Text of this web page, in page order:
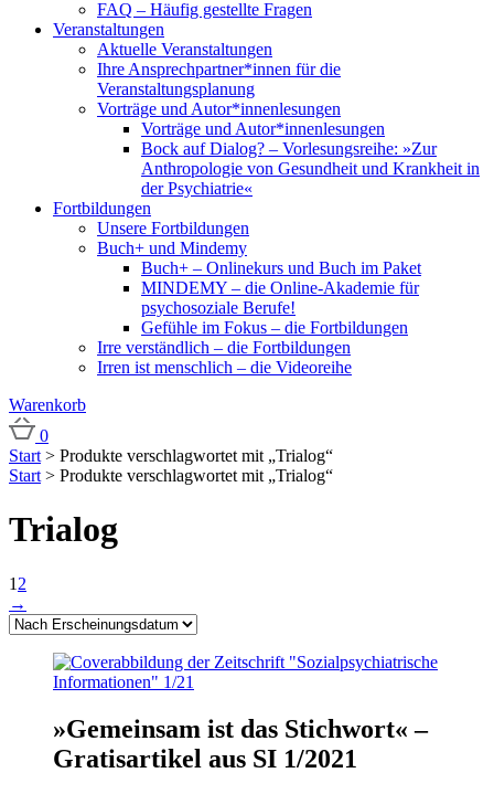
FAQ – Häufig gestellte Fragen
Veranstaltungen
Aktuelle Veranstaltungen
Ihre Ansprechpartner*innen für die
Veranstaltungsplanung
Vorträge und Autor*innenlesungen
Vorträge und Autor*innenlesungen
Bock auf Dialog? – Vorlesungsreihe: »Zur
Anthropologie von Gesundheit und Krankheit in
der Psychiatrie«
Fortbildungen
Unsere Fortbildungen
Buch+ und Mindemy
Buch+ – Onlinekurs und Buch im Paket
MINDEMY – die Online-Akademie für
psychosoziale Berufe!
Gefühle im Fokus – die Fortbildungen
Irre verständlich – die Fortbildungen
Irren ist menschlich – die Videoreihe
Warenkorb
0
Start > Produkte verschlagwortet mit „Trialog“
Start > Produkte verschlagwortet mit „Trialog“
Trialog
1 2
→
»Gemeinsam ist das Stichwort« –
Gratisartikel aus SI 1/2021